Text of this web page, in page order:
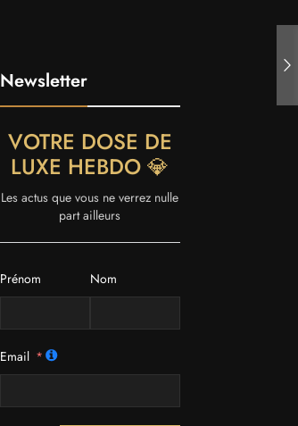
Newsletter
VOTRE DOSE DE
LUXE HEBDO 💎
Les actus que vous ne verrez nulle
part ailleurs
Prénom Nom
Email